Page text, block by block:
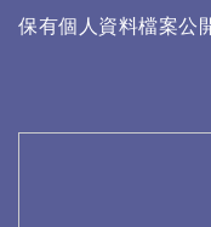
保有個人資料檔案公